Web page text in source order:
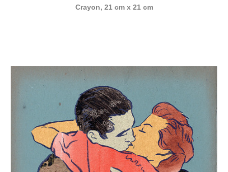
Crayon, 21 cm x 21 cm